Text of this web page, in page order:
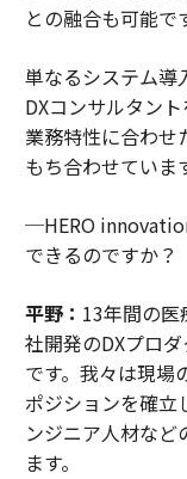
との融合も可能で
単なるシステム導
DXコンサルタン
業務特性に合わせ
もち合わせていま
─HERO
できるのですか？
平野： 13年間の医
社開発のDXプロ
です。我々は現場
ポジションを確立
ンジニア人材な
ます。